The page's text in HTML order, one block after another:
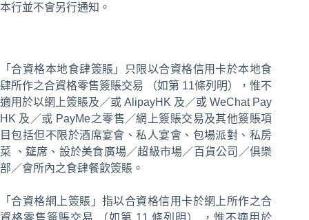
本行並不會另行通知。
「合資格本地食肆簽賬」只限以合資格信用卡於本地食
肆所作之合資格零售簽賬交易 （如第 11條列明），惟不
適用於以網上簽賬及／或 AlipayHK 及／或 WeChat Pay
HK 及／或 PayMe之零售／網上簽賬交易及其他簽賬項
目包括但不限於酒席宴會、私人宴會、包場派對、私房
菜 、筵席、設於美食廣場／超級市場／百貨公司／俱樂
部／會所內之食肆餐飲簽賬。
「合資格網上簽賬」指以合資格信用卡於網上所作之合